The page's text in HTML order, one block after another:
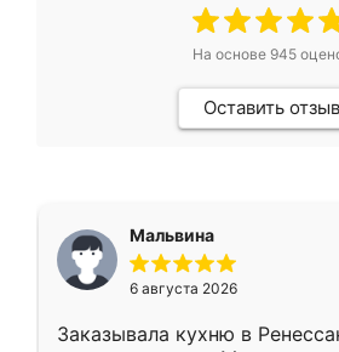
На основе 945
Оставить отзыв
Мальвина
6 августа 2026
Заказывала кухню в